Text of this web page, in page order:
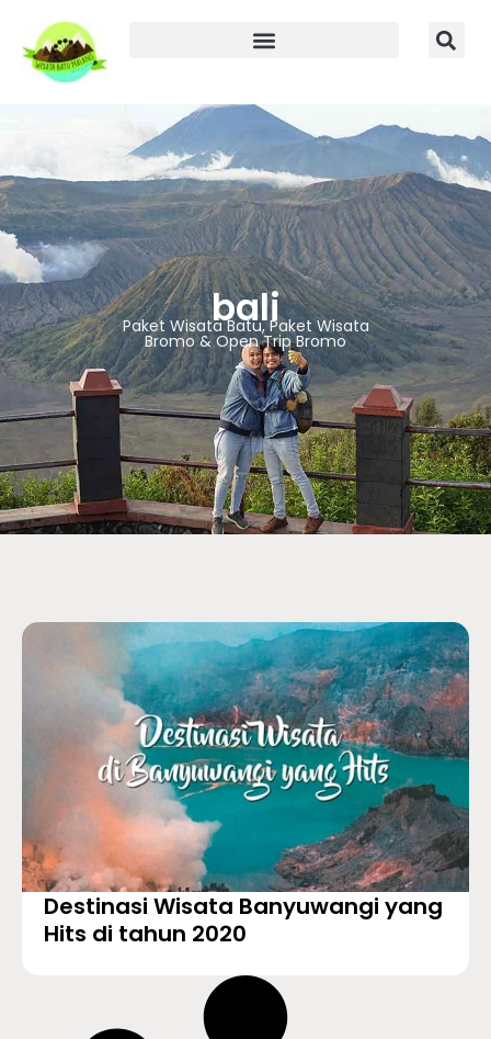
bali
Paket Wisata Batu, Paket Wisata
Bromo & Open Trip Bromo
Destinasi Wisata Banyuwangi yang
Hits di tahun 2020